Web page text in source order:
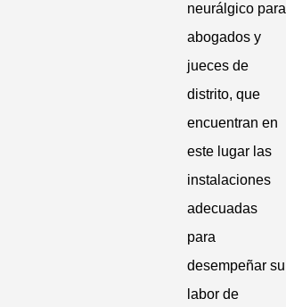
neurálgico para
abogados y
jueces de
distrito, que
encuentran en
este lugar las
instalaciones
adecuadas
para
desempeñar su
labor de